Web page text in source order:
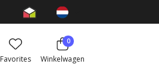
Favorites
0
Winkelwagen